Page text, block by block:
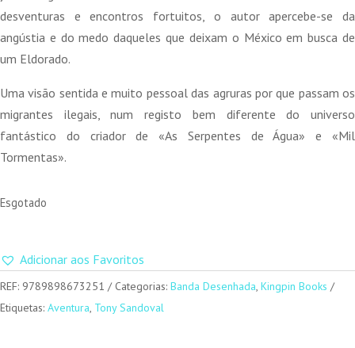
desventuras e encontros fortuitos, o autor apercebe-se da
angústia e do medo daqueles que deixam o México em busca de
um Eldorado.
Uma visão sentida e muito pessoal das agruras por que passam os
migrantes ilegais, num registo bem diferente do universo
fantástico do criador de «As Serpentes de Água» e «Mil
Tormentas».
Esgotado
Adicionar aos Favoritos
REF: 9789898673251 Categorias: Banda Desenhada, Kingpin Books
Etiquetas: Aventura, Tony Sandoval